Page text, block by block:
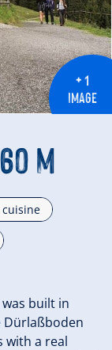
+ 1
IMAGE
m
built in
Dürlaßboden
with a real